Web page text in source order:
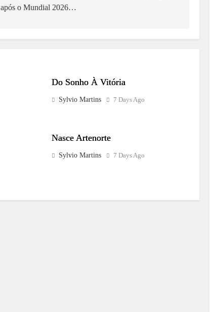
após o Mundial 2026…
Do Sonho À Vitória
Sylvio Martins 7 Days Ago
Nasce Artenorte
Sylvio Martins 7 Days Ago